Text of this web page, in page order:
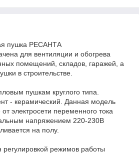
пушка РЕСАНТА
для вентиляции и обогрева
помещений, складов, гаражей, а
в строительстве.
пушкам круглого типа.
- керамический. Данная модель
электросети переменного тока
напряжением 220-230В
на полу.
режимов работы